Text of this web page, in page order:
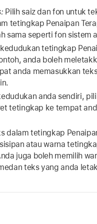
Pilih saiz dan fon untuk
tetingkap Penaipan
sama seperti fon sistem
tetingkap
anda boleh
anda memasukkan
anda sendiri,
tetingkap ke tempat
dalam tetingkap
atau warna
juga boleh memilih
teks yang anda